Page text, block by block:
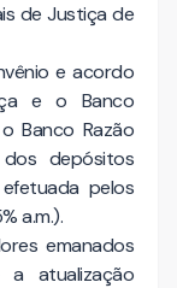
de Justiça de
e acordo
e o Banco
Banco Razão
depósitos
pelos
a.m.).
emanados
a atualização